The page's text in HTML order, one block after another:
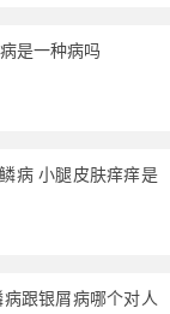
是一种病吗
病 小腿皮肤痒痒是
跟银屑病哪个对人